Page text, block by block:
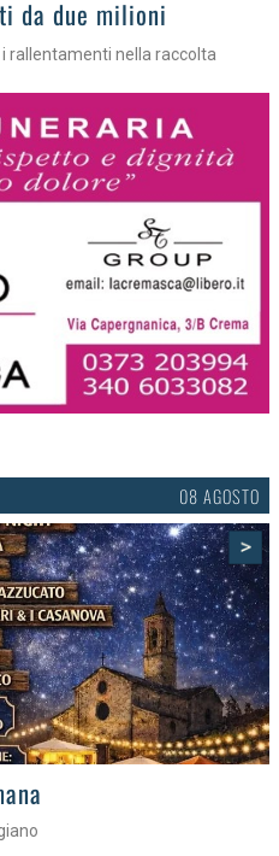
da due milioni
rallentamenti nella raccolta
06 AGOSTO
>